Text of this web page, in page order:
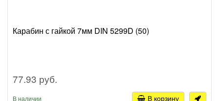
Карабин с гайкой 7мм DIN 5299D (50)
77.93 руб.
В наличии В корзину